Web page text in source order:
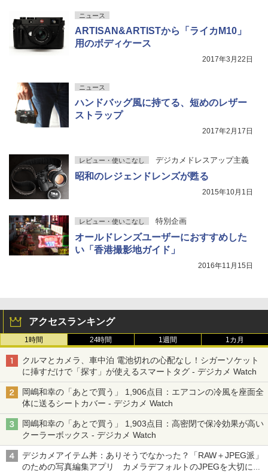
ニュース
ARTISAN&ARTISTから「ライカM10」
用のボディケース
2017年3月22日
ニュース
ハンドバッグ風に持てる、短めのレザー
ストラップ
2017年2月17日
レビュー・使いこなし デジカメドレスアップ主義
昭和のレジェンドレンズが甦る
2015年10月1日
レビュー・使いこなし 特別企画
オールドレンズユーザーにおすすめした
い「香港撮影地ガイド」
2016年11月15日
アクセスランキング
1時間 24時間 1週間 1カ月
クルマとカメラ、車中泊 電池切れの心配なし！シガーソケット
に挿すだけで「探す」が使えるスマートタグ - デジカメ Watch
岡嶋和幸の「あとで買う」 1,906点目：エアコンの冷風を座面全
体に送るシートカバー - デジカメ Watch
岡嶋和幸の「あとで買う」 1,903点目：高密閉で保冷効果が高い
クーラーボックス - デジカメ Watch
デジカメアイテム丼：ありそうでなかった？「RAW＋JPEG派」
のための写真編集アプリ カメラデフォルトのJPEGを大切にす